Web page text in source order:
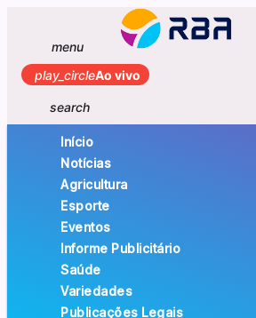
menu
play_circleAo vivo
search
Início
Notícias
Agricultura
Esporte
Eventos
Informe Publicitário
Saúde
Variedades
Publicações Legais